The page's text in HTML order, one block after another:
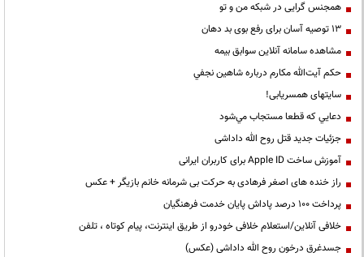
همجنس گرایی در شبکه من و تو
13 توصیه آسان برای رفع بوی بد دهان
مشاهده سامانه آنلاين سوابق بیمه
حكم آيت‌الله مكارم درباره شاهين نجفي
سایتهای همسریابی!
دعايي كه قطعا مستجاب مي‌شود
جزئیات جدید قتل روح الله داداشی
آموزش ساخت Apple ID برای کاربران ایرانی
راز خنده های اصغر فرهادی به حرکت بی شرمانه خانم بازیگر + عکس
پرداخت ۱۰۰ درصد پاداش پایان خدمت فرهنگیان
خلافی آنلاین/استعلام خلافی خودرو از طریق اینترنت، پیام کوتاه ، تلفن
جسدغرق درخون روح الله داداشی (عکس)